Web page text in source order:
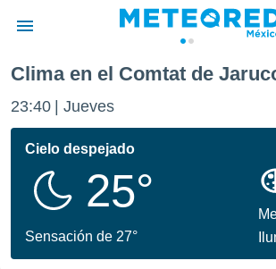
de
ha sido
calidad.
a este
las
Clima en el Comtat de
23:40 Jueves
Cielo despejado
25°
Sensación de 27°